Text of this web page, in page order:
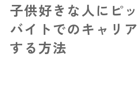
子供好きな人にピ
バイトでのキャリ
する方法